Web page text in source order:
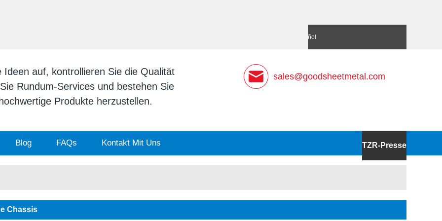
Español
Ideen auf, kontrollieren Sie die Qualität
Rundum-Services und bestehen Sie
Produkte herzustellen.
sales@goodsheetmetal.com
Blog FAQs Kontakt Mit Uns TZR-Presse
Chassis